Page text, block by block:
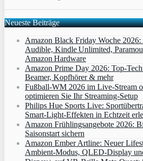
Neueste Beiträge
Amazon Black Friday Woche 2026:
Audible, Kindle Unlimited,
Amazon Hardware
Amazon Prime Day 2026: Top-
Beamer, Kopfhörer & mehr
Fußball-WM 2026 im Live-Stream
optimieren Sie Ihr Streaming-Setup
Philips Hue Sports Live:
Smart‑Light‑Effekten in Echtzeit
Amazon Frühlingsangebote 2026:
Saisonstart sichern
Amazon Ember Artline: Neuer
Ambient‑Modus, QLED‑Display